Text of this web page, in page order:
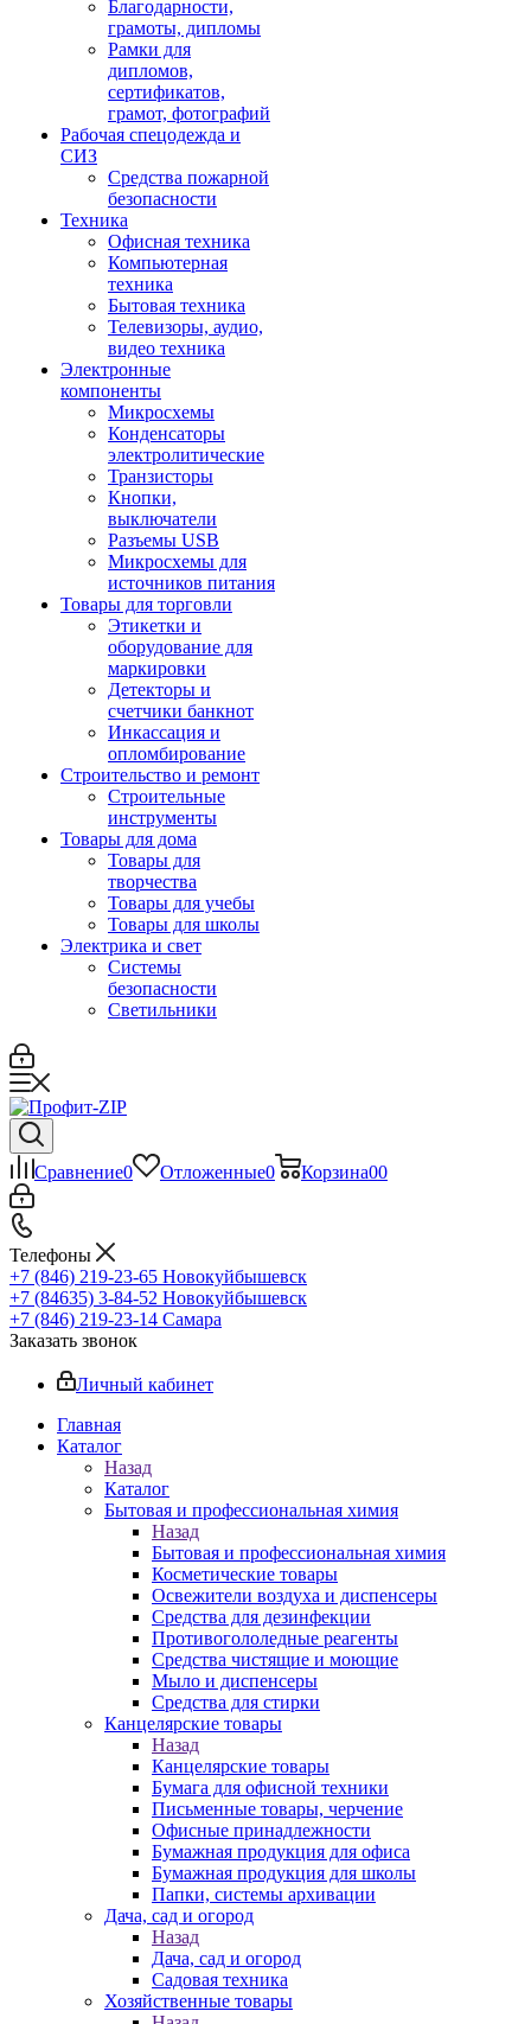
Благодарности,
грамоты, дипломы
Рамки для
дипломов,
сертификатов,
грамот, фотографий
Рабочая спецодежда и
СИЗ
Средства пожарной
безопасности
Техника
Офисная техника
Компьютерная
техника
Бытовая техника
Телевизоры, аудио,
видео техника
Электронные
компоненты
Микросхемы
Конденсаторы
электролитические
Транзисторы
Кнопки,
выключатели
Разъемы USB
Микросхемы для
источников питания
Товары для торговли
Этикетки и
оборудование для
маркировки
Детекторы и
счетчики банкнот
Инкассация и
опломбирование
Строительство и ремонт
Строительные
инструменты
Товары для дома
Товары для
творчества
Товары для учебы
Товары для школы
Электрика и свет
Системы
безопасности
Светильники
Сравнение0 Отложенные0 Корзина00
Телефоны
+7 (846) 219-23-65 Новокуйбышевск
+7 (84635) 3-84-52 Новокуйбышевск
+7 (846) 219-23-14 Самара
Заказать звонок
Личный кабинет
Главная
Каталог
Назад
Каталог
Бытовая и профессиональная химия
Назад
Бытовая и профессиональная химия
Косметические товары
Освежители воздуха и диспенсеры
Средства для дезинфекции
Противогололедные реагенты
Средства чистящие и моющие
Мыло и диспенсеры
Средства для стирки
Канцелярские товары
Назад
Канцелярские товары
Бумага для офисной техники
Письменные товары, черчение
Офисные принадлежности
Бумажная продукция для офиса
Бумажная продукция для школы
Папки, системы архивации
Дача, сад и огород
Назад
Дача, сад и огород
Садовая техника
Хозяйственные товары